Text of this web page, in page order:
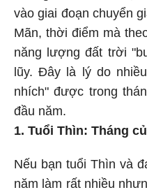
vào giai đoạn chuyển
Mãn, thời điểm mà
năng lượng đất trời
lũy. Đây là lý do
nhích" được trong
đầu năm.
1. Tuổi Thìn: Tháng
Nếu bạn tuổi Thìn và
năm làm rất nhiều